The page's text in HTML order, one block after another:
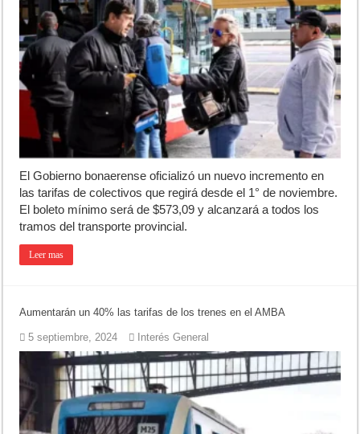
Campeonato TC JK: Diego Cordone se quedó con una gran victoria
Jubilación en Argentina: qué requisitos exige ANSES para acceder al
Opinión: Buscando una mejor educación ambiental
El Gobierno bonaerense oficializó un nuevo incremento en
las tarifas de colectivos que regirá desde el 1° de noviembre.
El boleto mínimo será de $573,09 y alcanzará a todos los
tramos del transporte provincial.
Leer mas
Aumentarán un 40% las tarifas de los trenes en el AMBA
5 septiembre, 2024 Interés General